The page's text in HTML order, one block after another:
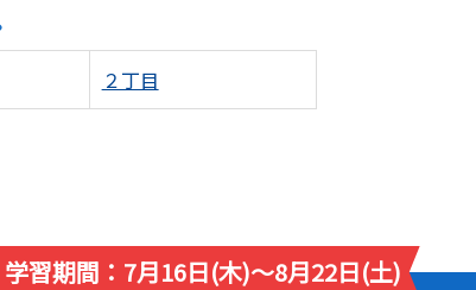
２丁目
学習期間：7月16日(木)～8月22日(土)